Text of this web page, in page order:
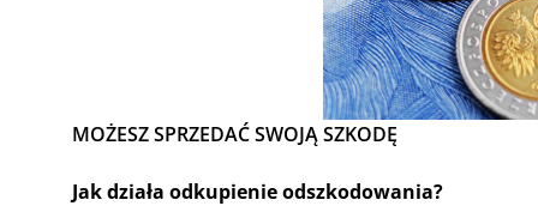
MOŻESZ SPRZEDAĆ SWOJĄ SZKODĘ
Jak działa odkupienie odszkodowania?